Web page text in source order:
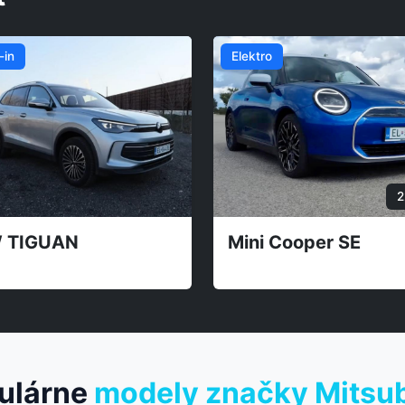
Yaris Cross 130 MG ZS
modely značky